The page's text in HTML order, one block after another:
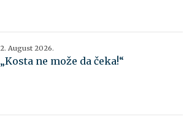
2. August 2026.
„Kosta ne može da čeka!“